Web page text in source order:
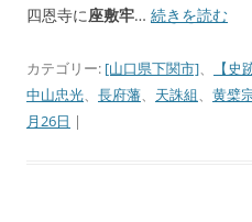
四恩寺に座敷牢… 続きを読む
カテゴリー: [山口県下関市] 【史
中山忠光
長府藩 天誅組 黄檗
月26日 |